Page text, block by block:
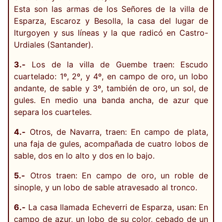
Esta son las armas de los Señores de la villa de
Esparza, Escaroz y Besolla, la casa del lugar de
Iturgoyen y sus líneas y la que radicó en Castro-
Urdiales (Santander).
3.- Los de la villa de Guembe traen: Escudo
cuartelado: 1º, 2º, y 4º, en campo de oro, un lobo
andante, de sable y 3º, también de oro, un sol, de
gules. En medio una banda ancha, de azur que
separa los cuarteles.
4.- Otros, de Navarra, traen: En campo de plata,
una faja de gules, acompañada de cuatro lobos de
sable, dos en lo alto y dos en lo bajo.
5.- Otros traen: En campo de oro, un roble de
sinople, y un lobo de sable atravesado al tronco.
6.- La casa llamada Echeverri de Esparza, usan: En
campo de azur, un lobo de su color, cebado de un